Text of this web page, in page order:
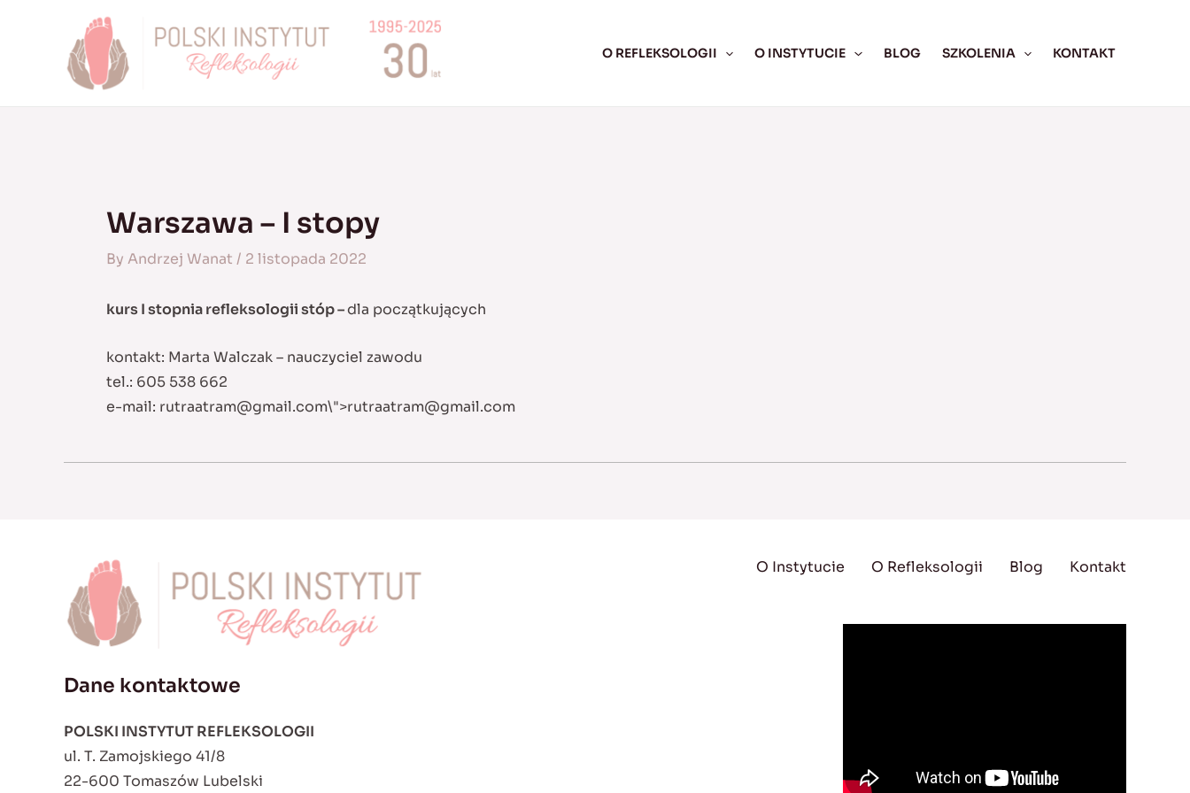
O REFLEKSOLOGII O INSTYTUCIE BLOG SZKOLENIA KONTAKT
Warszawa – I stopy
By Andrzej Wanat / 2 listopada 2022
kurs I stopnia refleksologii stóp –dla początkujących
kontakt: Marta Walczak – nauczyciel zawodu
tel.: 605 538 662
e-mail: rutraatram@gmail.com\">rutraatram@gmail.com
Dane kontaktowe
POLSKI INSTYTUT REFLEKSOLOGII
ul. T. Zamojskiego 41/8
22-600 Tomaszów Lubelski
O Instytucie O Refleksologii Blog Kontakt